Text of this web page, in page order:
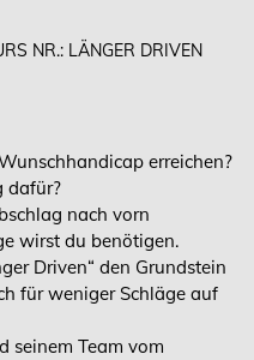
NR.: LÄNGER DRIVEN
erreichen?
dafür?
nach vorn
wirst du benötigen.
Driven“ den Grundstein
für weniger Schläge auf
seinem Team vom